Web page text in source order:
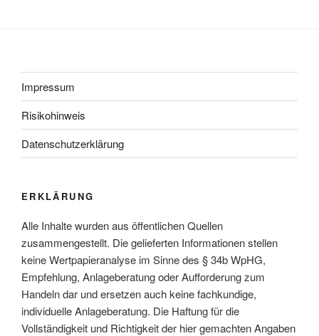
Impressum
Risikohinweis
Datenschutzerklärung
ERKLÄRUNG
Alle Inhalte wurden aus öffentlichen Quellen
zusammengestellt. Die gelieferten Informationen stellen
keine Wertpapieranalyse im Sinne des § 34b WpHG,
Empfehlung, Anlageberatung oder Aufforderung zum
Handeln dar und ersetzen auch keine fachkundige,
individuelle Anlageberatung. Die Haftung für die
Vollständigkeit und Richtigkeit der hier gemachten Angaben